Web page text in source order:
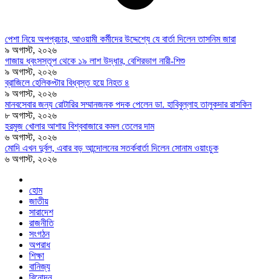
পেশা নিয়ে অপপ্রচার, আওয়ামী কর্মীদের উদ্দেশ্যে যে বার্তা দিলেন তাসনিম জারা
৯ অগাস্ট, ২০২৬
গাজায় ধ্বংসস্তূপ থেকে ১৯ লাশ উদ্ধার, বেশিরভাগ নারী-শিশু
৯ অগাস্ট, ২০২৬
ব্রাজিলে হেলিকপ্টার বিধ্বস্ত হয়ে নিহত ৪
৯ অগাস্ট, ২০২৬
মানবসেবার জন্য রোটারির সম্মানজনক পদক পেলেন ডা. হাবিবুল্লাহ তালুকদার রাসকিন
৮ অগাস্ট, ২০২৬
হরমুজ খোলার আশায় বিশ্ববাজারে কমল তেলের দাম
৬ অগাস্ট, ২০২৬
মোদি এখন দুর্বল, এবার বড় আন্দোলনের সতর্কবার্তা দিলেন সোনাম ওয়াংচুক
৬ অগাস্ট, ২০২৬
হোম
জাতীয়
সারাদেশ
রাজনীতি
সংগঠন
অপরাধ
শিক্ষা
বানিজ্য